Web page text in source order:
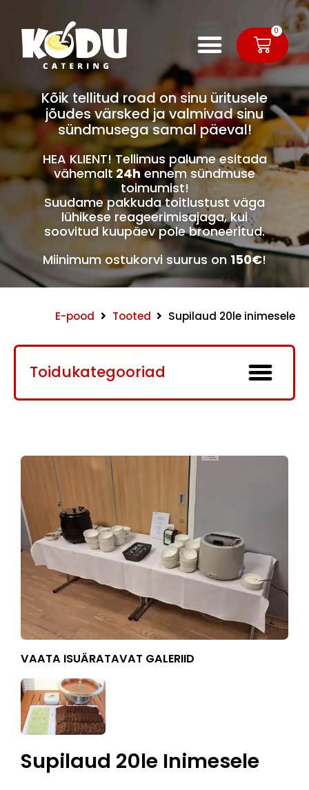
0
Kõik tellitud road on sinu üritusele
jõudes värsked ja valmivad sinu
sündmusega samal päeval!
HEA KLIENT! Tellimus palume esitada
vähemalt24hennem sündmuse
toimumist!
Suudame pakkuda toitlustust väga
lühikese reageerimisajaga, kui
soovitud kuupäev pole broneeritud.
Miinimum ostukorvi suurus on 150€!
E-pood Tooted Supilaud 20le inimesele
Toidukategooriad
VAATA ISUÄRATAVAT GALERIID
Supilaud 20le Inimesele